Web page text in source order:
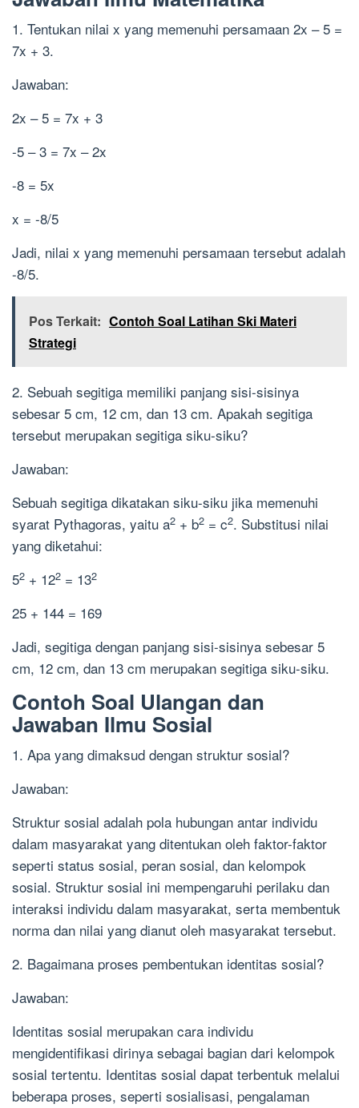
1. Tentukan nilai x yang memenuhi persamaan 2x – 5 =
7x + 3.
Jawaban:
2x – 5 = 7x + 3
-5 – 3 = 7x – 2x
-8 = 5x
x = -8/5
Jadi, nilai x yang memenuhi persamaan tersebut adalah
-8/5.
Pos Terkait: Contoh Soal Latihan Ski Materi
Strategi
2. Sebuah segitiga memiliki panjang sisi-sisinya
sebesar 5 cm, 12 cm, dan 13 cm. Apakah segitiga
tersebut merupakan segitiga siku-siku?
Jawaban:
Sebuah segitiga dikatakan siku-siku jika memenuhi
syarat Pythagoras, yaitu a2 + b2 = c2. Substitusi nilai
yang diketahui:
52 + 122 = 132
25 + 144 = 169
Jadi, segitiga dengan panjang sisi-sisinya sebesar 5
cm, 12 cm, dan 13 cm merupakan segitiga siku-siku.
Contoh Soal Ulangan dan
Jawaban Ilmu Sosial
1. Apa yang dimaksud dengan struktur sosial?
Jawaban:
Struktur sosial adalah pola hubungan antar individu
dalam masyarakat yang ditentukan oleh faktor-faktor
seperti status sosial, peran sosial, dan kelompok
sosial. Struktur sosial ini mempengaruhi perilaku dan
interaksi individu dalam masyarakat, serta membentuk
norma dan nilai yang dianut oleh masyarakat tersebut.
2. Bagaimana proses pembentukan identitas sosial?
Jawaban:
Identitas sosial merupakan cara individu
mengidentifikasi dirinya sebagai bagian dari kelompok
sosial tertentu. Identitas sosial dapat terbentuk melalui
beberapa proses, seperti sosialisasi, pengalaman